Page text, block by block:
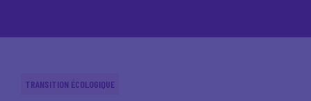
TRANSITION ÉCOLOGIQUE